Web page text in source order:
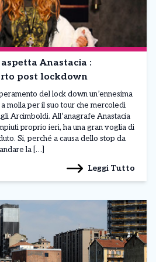
Anastacia :
post lockdown
del lock down un’ennesima
molla per il suo tour che mercoledì
Arcimboldi. All’anagrafe Anastacia
proprio ieri, ha una gran voglia di
Si, perché a causa dello stop da
la […]
Leggi Tutto